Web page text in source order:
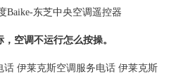
Baike-东芝中央空调遥控器
空调不运行怎么按操。
话 伊莱克斯空调服务电话 伊莱克斯